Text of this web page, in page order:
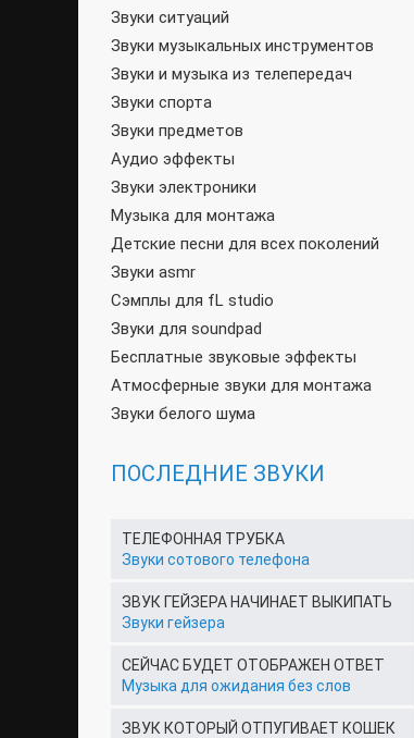
Звуки ситуаций
Звуки музыкальных инструментов
Звуки и музыка из телепередач
Звуки спорта
Звуки предметов
Аудио эффекты
Звуки электроники
Музыка для монтажа
Детские песни для всех поколений
Звуки asmr
Сэмплы для fL studio
Звуки для soundpad
Бесплатные звуковые эффекты
Атмосферные звуки для монтажа
Звуки белого шума
ПОСЛЕДНИЕ ЗВУКИ
ТЕЛЕФОННАЯ ТРУБКА
Звуки сотового телефона
ЗВУК ГЕЙЗЕРА НАЧИНАЕТ ВЫКИПАТЬ
Звуки гейзера
СЕЙЧАС БУДЕТ ОТОБРАЖЕН ОТВЕТ
Музыка для ожидания без слов
ЗВУК КОТОРЫЙ ОТПУГИВАЕТ КОШЕК